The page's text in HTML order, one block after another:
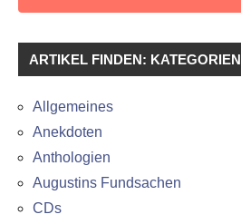
ARTIKEL FINDEN: KATEGORIEN
Allgemeines
Anekdoten
Anthologien
Augustins Fundsachen
CDs